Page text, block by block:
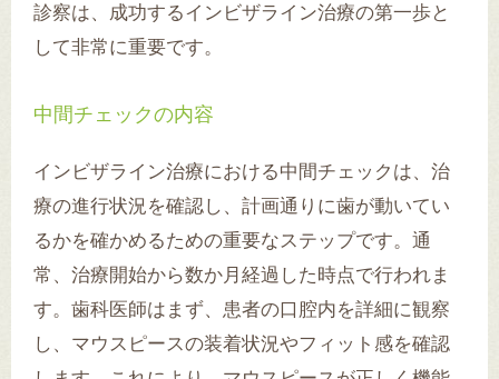
診察は、成功するインビザライン治療の第一歩と
して非常に重要です。
中間チェックの内容
インビザライン治療における中間チェックは、治
療の進行状況を確認し、計画通りに歯が動いてい
るかを確かめるための重要なステップです。通
常、治療開始から数か月経過した時点で行われま
す。歯科医師はまず、患者の口腔内を詳細に観察
し、マウスピースの装着状況やフィット感を確認